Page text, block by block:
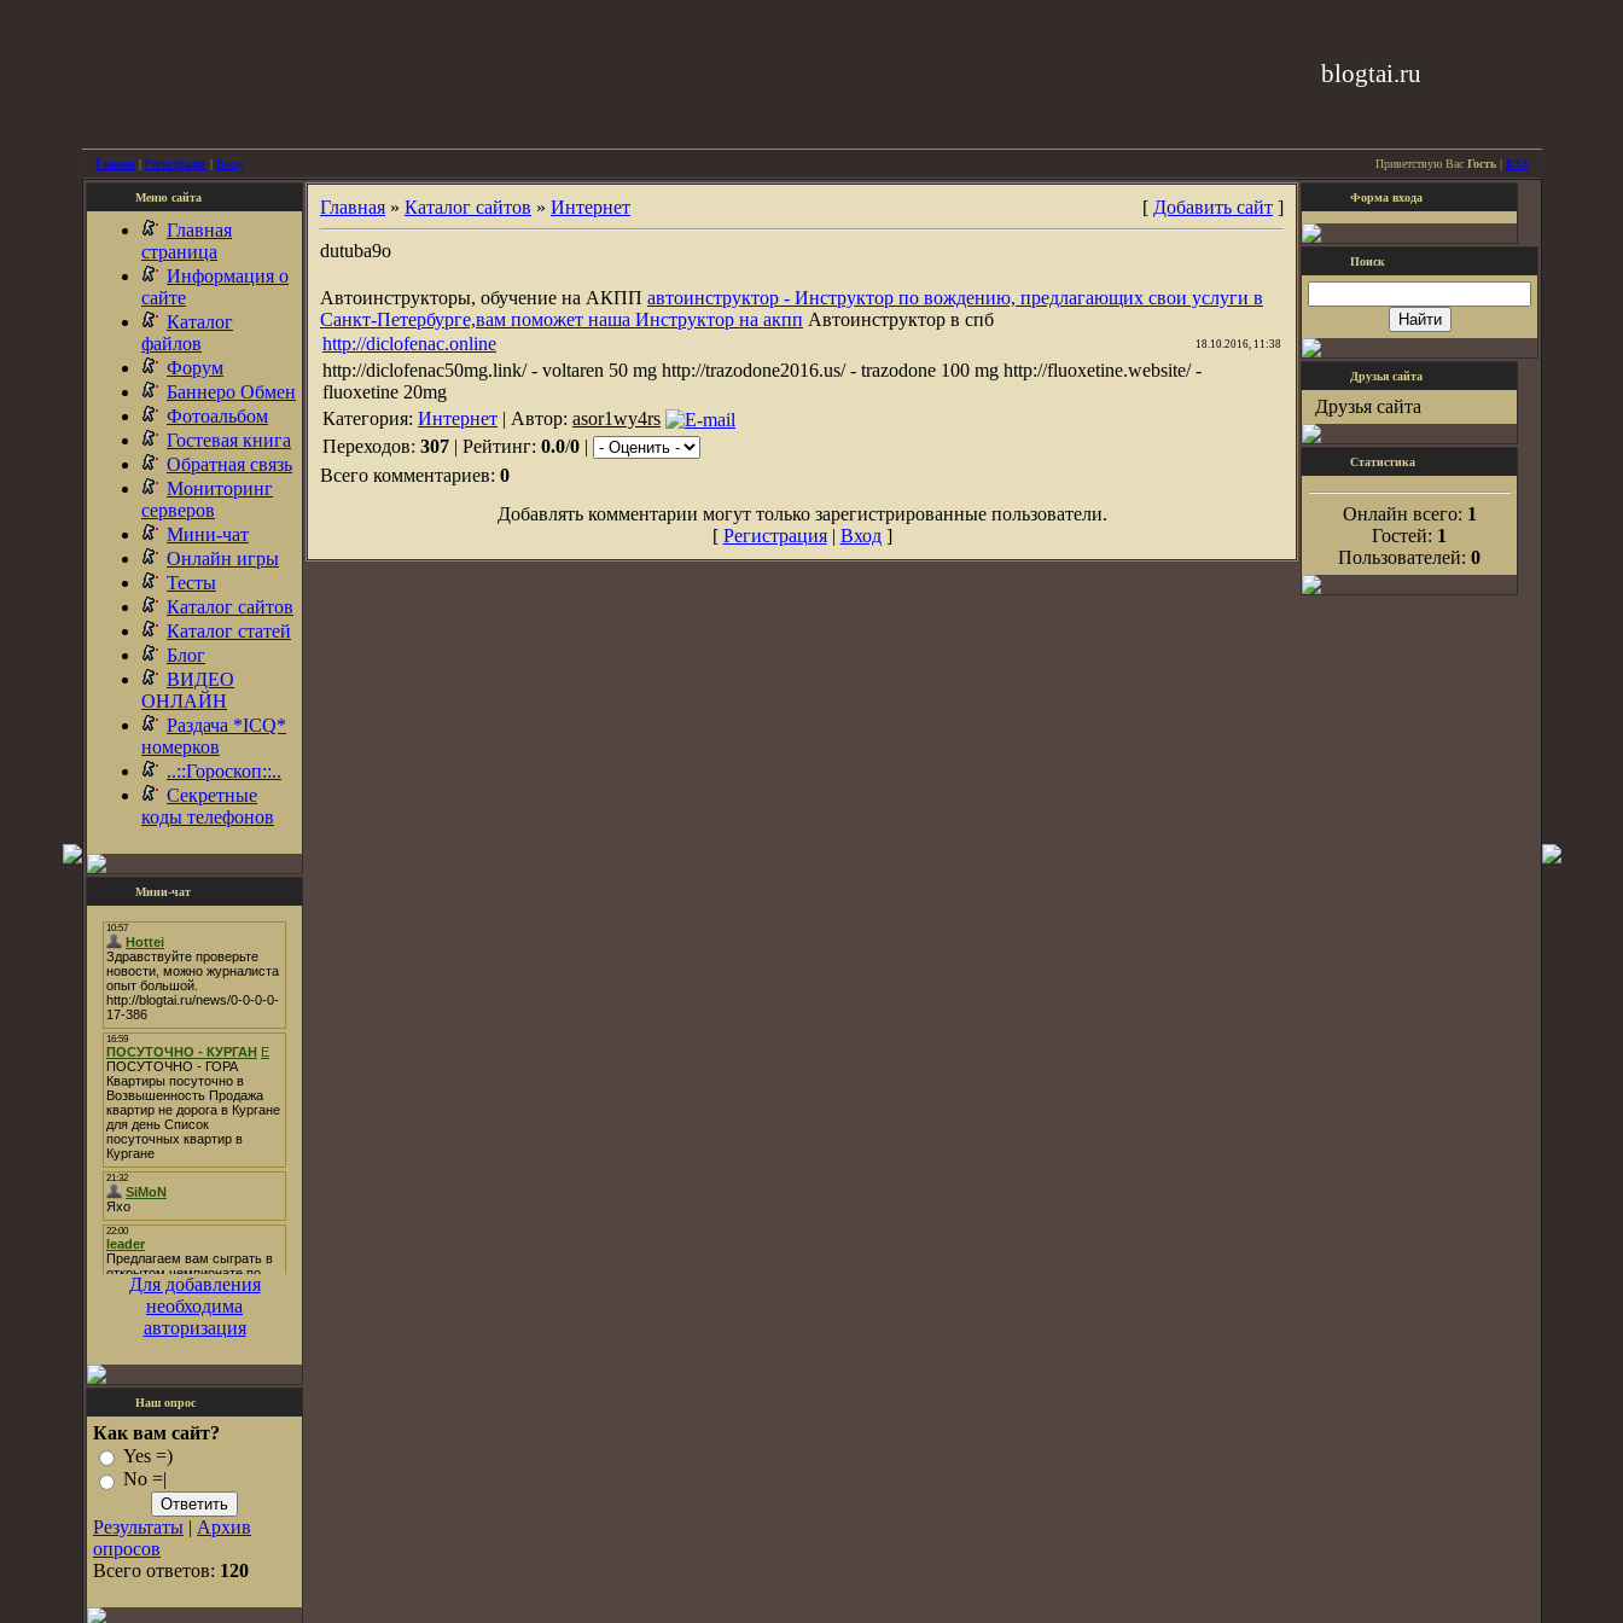
blogtai.ru
Главная | Регистрация | Вход Приветствую Вас Гость | RSS
Меню сайта
Главная
страница
Информация о
сайте
Каталог
файлов
Форум
Баннеро Обмен
Фотоальбом
Гостевая книга
Обратная связь
Мониторинг
серверов
Мини-чат
Онлайн игры
Тесты
Каталог сайтов
Каталог статей
Блог
ВИДЕО
ОНЛАЙН
Раздача *ICQ*
номерков
..::Гороскоп::..
Секретные
коды телефонов
Мини-чат
Для добавления
необходима
авторизация
Наш опрос
Как вам сайт?
Yes =)
No =|
Результаты | Архив
опросов
Всего ответов: 120
Главная » Каталог сайтов » Интернет [ Добавить сайт ]
dutuba9o
Автоинструкторы, обучение на АКПП автоинструктор - Инструктор по вождению, предлагающих свои услуги в
Санкт-Петербурге,вам поможет наша Инструктор на акпп Автоинструктор в спб
http://diclofenac.online
18.10.2016, 11:38
http://diclofenac50mg.link/ - voltaren 50 mg http://trazodone2016.us/ - trazodone 100 mg http://fluoxetine.website/ -
fluoxetine 20mg
Категория: Интернет | Автор: asor1wy4rs
Переходов: 307 | Рейтинг: 0.0/0 |
Всего комментариев: 0
Добавлять комментарии могут только зарегистрированные пользователи.
[ Регистрация| Вход]
Форма входа
Поиск
Друзья сайта
Друзья сайта
Статистика
Онлайн всего: 1
Гостей: 1
Пользователей: 0